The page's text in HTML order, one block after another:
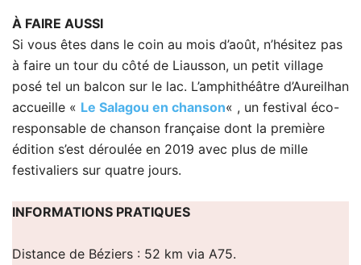
À FAIRE AUSSI
Si vous êtes dans le coin au mois d’août, n’hésitez pas
à faire un tour du côté de Liausson, un petit village
posé tel un balcon sur le lac. L’amphithéâtre d’Aureilhan
accueille « Le Salagou en chanson« , un festival éco-
responsable de chanson française dont la première
édition s’est déroulée en 2019 avec plus de mille
festivaliers sur quatre jours.
INFORMATIONS PRATIQUES
Distance de Béziers : 52 km via A75.